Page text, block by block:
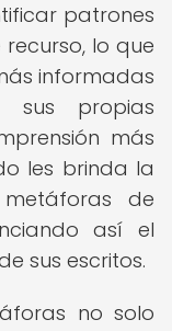
patrones
lo que
informadas
sus propias
más
les brinda la
de
así el
sus escritos.
no solo